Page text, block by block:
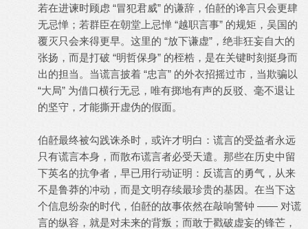
若在进谏时顾虑 “冒犯君威” 的谦辞，伯噽的谗言只会更肆
无忌惮；若群臣在朝堂上忌惮 “越职言事” 的规矩，吴国的
覆灭只会来得更早。这里的 “放下谦虚”，绝非狂妄自大的
张扬，而是打破 “明哲保身” 的桎梏，是在关键时刻挺身而
出的担当。当谎言披着 “忠言” 的外衣招摇过市，当欺骗以
“大局” 为借口横行无忌，唯有掷地有声的反驳、毫不退让
的坚守，才能撕开虚伪的假面。
伯噽最终被勾践诛杀时，或许才明白：谎言的受益者永远
只有谎言本身，而散布谎言者必受天遣。那些在历史中留
下英名的抗争者，早已用行动证明：反谎言的勇气，从来
不是鲁莽的冲动，而是文明存续最珍贵的基因。在当下这
个信息纷杂的时代，伯噽的故事依然在敲响警钟 —— 对谎
言的纵容，就是对未来的背叛；而敢于戳破虚妄的锋芒，